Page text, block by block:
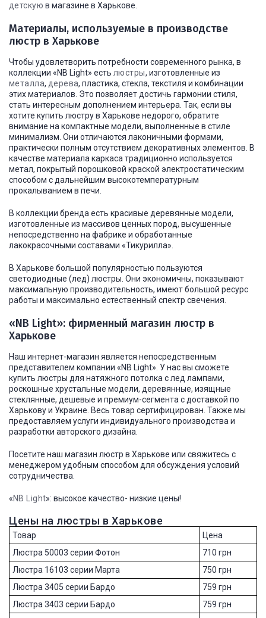
детскую в магазине в Харькове.
Материалы, используемые в производстве
люстр в Харькове
Чтобы удовлетворить потребности современного рынка, в
коллекции «NB Light» есть люстры, изготовленные из
металла, дерева, пластика, стекла, текстиля и комбинации
этих материалов. Это позволяет достичь гармонии стиля,
стать интересным дополнением интерьера. Так, если вы
хотите купить люстру в Харькове недорого, обратите
внимание на компактные модели, выполненные в стиле
минимализм. Они отличаются лаконичными формами,
практически полным отсутствием декоративных элементов. В
качестве материала каркаса традиционно используется
метал, покрытый порошковой краской электростатическим
способом с дальнейшим высокотемпературным
прокалыванием в печи.
В коллекции бренда есть красивые деревянные модели,
изготовленные из массивов ценных пород, высушенные
непосредственно на фабрике и обработанные
лакокрасочными составами «Тикурилла».
В Харькове большой популярностью пользуются
светодиодные (лед) люстры. Они экономичны, показывают
максимальную производительность, имеют большой ресурс
работы и максимально естественный спектр свечения.
«NB Light»: фирменный магазин люстр в
Харькове
Наш интернет-магазин является непосредственным
представителем компании «NB Light». У нас вы сможете
купить люстры для натяжного потолка с лед лампами,
роскошные хрустальные модели, деревянные, изящные
стеклянные, дешевые и премиум-сегмента с доставкой по
Харькову и Украине. Весь товар сертифицирован. Также мы
предоставляем услуги индивидуального производства и
разработки авторского дизайна.
Посетите наш магазин люстр в Харькове или свяжитесь с
менеджером удобным способом для обсуждения условий
сотрудничества.
«NB Light»: высокое качество- низкие цены!
Цены на люстры в Харькове
Товар
Цена
Люстра 50003 серии Фотон
710 грн
Люстра 16103 серии Марта
750 грн
Люстра 3405 серии Бардо
759 грн
Люстра 3403 серии Бардо
759 грн